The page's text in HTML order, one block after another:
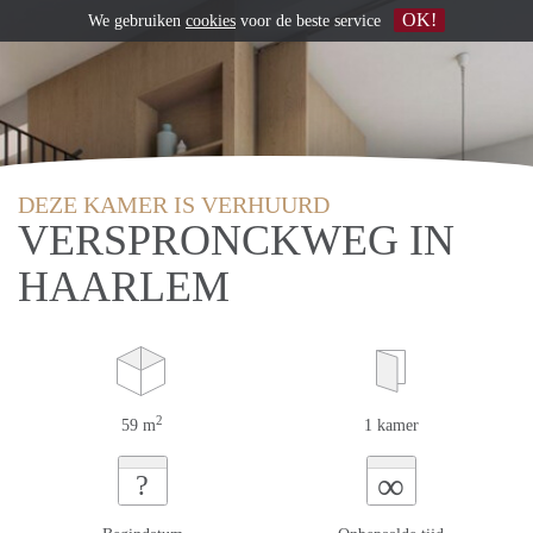
DEZE KAMER IS VERHUURD
VERSPRONCKWEG IN
HAARLEM
59 m2 1 kamer
? ∞
We gebruiken cookies voor de beste service OK!